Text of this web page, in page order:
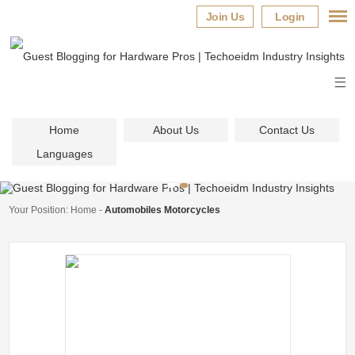
Login
Join Us
Home About Us
Contact Us
Languages
Your Position: Home -Automobiles Motorcycles